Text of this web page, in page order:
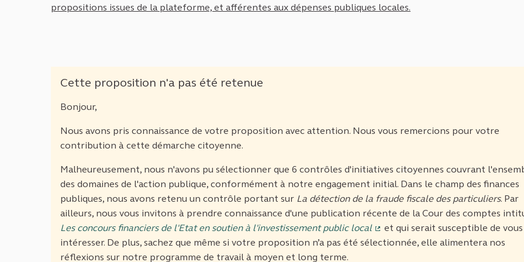
propositions issues de la plateforme, et afférentes aux dépenses publiques locales.
Cette proposition n'a pas été retenue
Bonjour,
Nous avons pris connaissance de votre proposition avec attention. Nous vous remercions pour votre
contribution à cette démarche citoyenne.
Malheureusement, nous n'avons pu sélectionner que 6 contrôles d'initiatives citoyennes couvrant
des domaines de l'action publique, conformément à notre engagement initial. Dans le champ des finances
publiques, nous avons retenu un contrôle portant sur La détection de la fraude fiscale des particuliers. Par
ailleurs, nous vous invitons à prendre connaissance d'une publication récente de la Cour des comptes
Les concours financiers de l'Etat en soutien à l'investissement public local
(Lien externe)
et qui serait susceptible de vous
intéresser. De plus, sachez que même si votre proposition n’a pas été sélectionnée, elle alimentera nos
réflexions sur notre programme de travail à moyen et long terme.